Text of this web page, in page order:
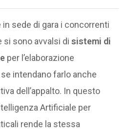
sede di gara i concorrenti
si sono avvalsi disistemi di
per l’elaborazione
intendano farlo anche
dell’appalto. In questo
Artificiale per
rende la stessa